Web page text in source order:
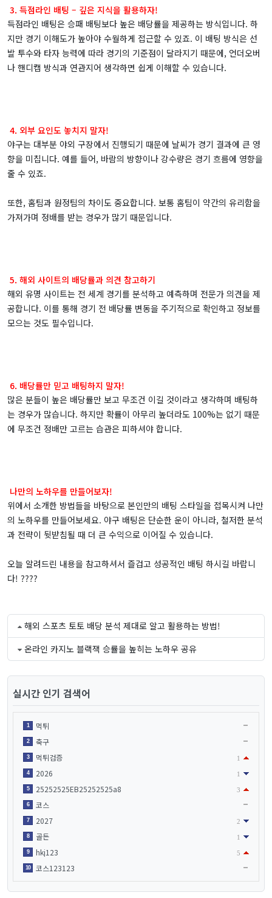
3. 득점라인 배팅 – 깊은 지식을 활용하자!
득점라인 배팅은 승패 배팅보다 높은 배당률을 제공하는 방식입니다. 하
지만 경기 이해도가 높아야 수월하게 접근할 수 있죠. 이 배팅 방식은 선
발 투수와 타자 능력에 따라 경기의 기준점이 달라지기 때문에, 언더오버
나 핸디캡 방식과 연관지어 생각하면 쉽게 이해할 수 있습니다.
4. 외부 요인도 놓치지 말자!
야구는 대부분 야외 구장에서 진행되기 때문에 날씨가 경기 결과에 큰 영
향을 미칩니다. 예를 들어, 바람의 방향이나 강수량은 경기 흐름에 영향을
줄 수 있죠.
또한, 홈팀과 원정팀의 차이도 중요합니다. 보통 홈팀이 약간의 유리함을
가져가며 정배를 받는 경우가 많기 때문입니다.
5. 해외 사이트의 배당률과 의견 참고하기
해외 유명 사이트는 전 세계 경기를 분석하고 예측하며 전문가 의견을 제
공합니다. 이를 통해 경기 전 배당률 변동을 주기적으로 확인하고 정보를
모으는 것도 필수입니다.
6. 배당률만 믿고 배팅하지 말자!
많은 분들이 높은 배당률만 보고 무조건 이길 것이라고 생각하며 배팅하
는 경우가 많습니다. 하지만 확률이 아무리 높더라도 100%는 없기 때문
에 무조건 정배만 고르는 습관은 피하셔야 합니다.
나만의 노하우를 만들어보자!
위에서 소개한 방법들을 바탕으로 본인만의 배팅 스타일을 접목시켜 나만
의 노하우를 만들어보세요. 야구 배팅은 단순한 운이 아니라, 철저한 분석
과 전략이 뒷받침될 때 더 큰 수익으로 이어질 수 있습니다.
오늘 알려드린 내용을 참고하셔서 즐겁고 성공적인 배팅 하시길 바랍니
다! ????
해외 스포츠 토토 배당 분석 제대로 알고 활용하는 방법!
온라인 카지노 블랙잭 승률을 높히는 노하우 공유
실시간 인기 검색어
1 먹튀
2 축구
3 먹튀검증 1
4 2026 1
5 25252525EB25252525a8 3
6 코스
7 2027 2
8 골든 1
9 hkj123 5
10 코스123123